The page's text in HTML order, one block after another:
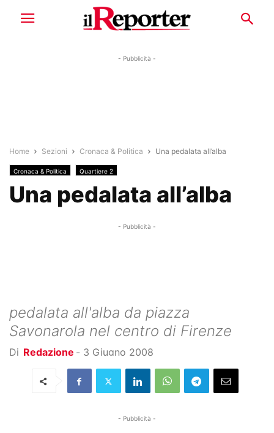
- Pubblicità -
Home Sezioni Cronaca & Politica Una pedalata all’alba
Cronaca & Politica Quartiere 2
Una pedalata all’alba
- Pubblicità -
pedalata all'alba da piazza
Savonarola nel centro di Firenze
Di Redazione - 3 Giugno 2008
- Pubblicità -